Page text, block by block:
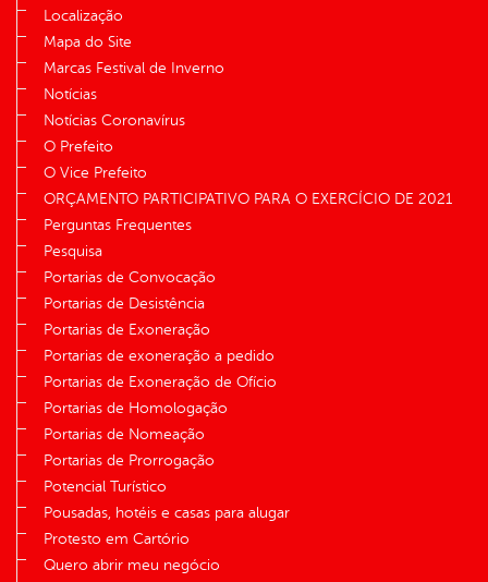
Localização
Mapa do Site
Marcas Festival de Inverno
Notícias
Notícias Coronavírus
O Prefeito
O Vice Prefeito
ORÇAMENTO PARTICIPATIVO PARA O EXERCÍCIO DE 2021
Perguntas Frequentes
Pesquisa
Portarias de Convocação
Portarias de Desistência
Portarias de Exoneração
Portarias de exoneração a pedido
Portarias de Exoneração de Ofício
Portarias de Homologação
Portarias de Nomeação
Portarias de Prorrogação
Potencial Turístico
Pousadas, hotéis e casas para alugar
Protesto em Cartório
Quero abrir meu negócio